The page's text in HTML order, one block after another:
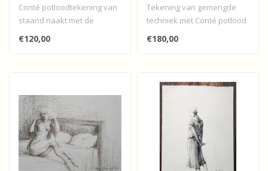
Conté potloodtekening van
staand naakt met de
handen op de billen door
de Utrec..
€120,00
Tekening van gemengde
techniek met Conté potlood
en pastelkrijt van een
vrouw m..
€180,00